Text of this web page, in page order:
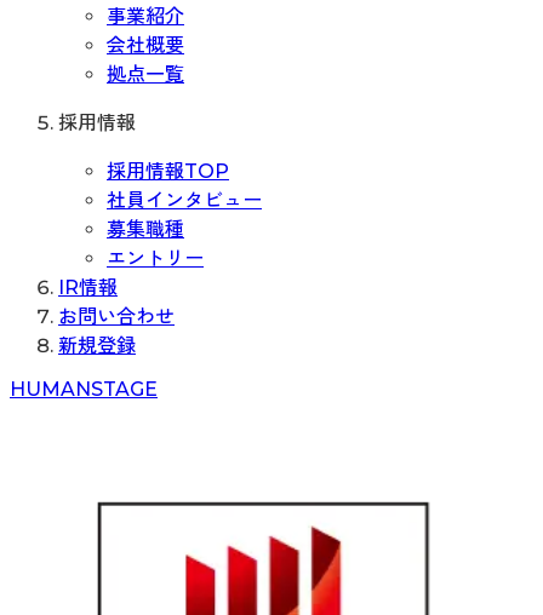
事業紹介
会社概要
拠点一覧
採用情報
採用情報TOP
社員インタビュー
募集職種
エントリー
IR情報
お問い合わせ
新規登録
HUMANSTAGE